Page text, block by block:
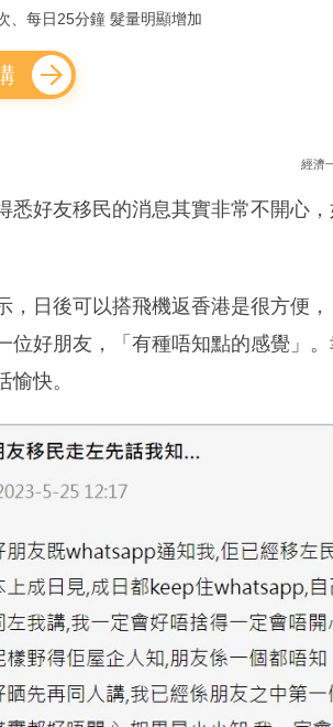
、每日25分鐘 髮量明顯增加
經濟
悉好友移民的消息其實非常不開心
，日後可以搭飛機返香港是很方便
位好朋友，「有種唔知點的感覺」
愉快。